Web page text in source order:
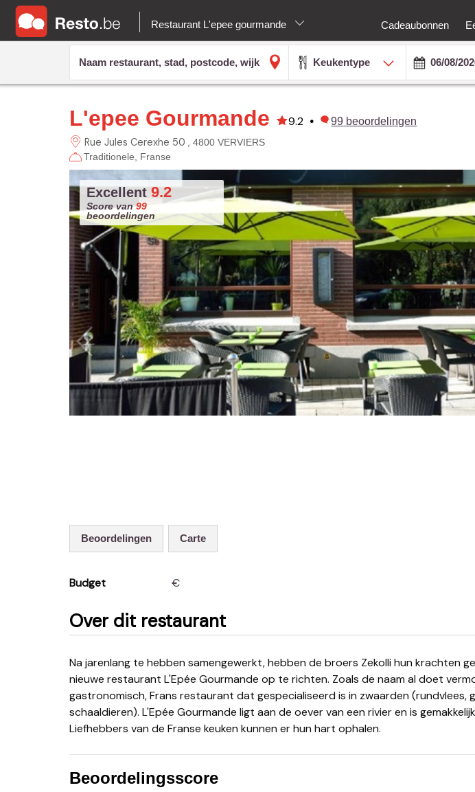
Restaurant L'epee gourmande Cadeaubonnen
Keukentype
L'epee Gourmande 9.2 • 99 beoordelingen
Rue Jules Cerexhe 50
4800 VERVIERS
Traditionele
Franse
Excellent 9.2
Score van99
beoordelingen
Beoordelingen Carte
Budget €
Over dit restaurant
Na jarenlang te hebben samengewerkt, hebben de broers Zekolli hun krachten gebundeld om het
nieuwe restaurant L'Epée Gourmande op te richten. Zoals de naam al doet
gastronomisch, Frans restaurant dat gespecialiseerd is in zwaarden (rundvlees,
schaaldieren). L'Epée Gourmande ligt aan de oever van een rivier en is
Liefhebbers van de Franse keuken kunnen er hun hart ophalen.
Beoordelingsscore